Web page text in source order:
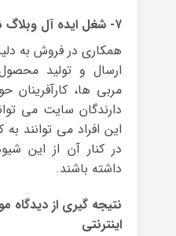
۷- شغل ایده آل وبلاگ نویسان و سایت داران
همکاری در فروش به
ارسال و تولید
مربی ها، کارآفرینان
دارندگان سایت می
این افراد می توانند
در کنار آن از این
داشته باشند.
نتیجه گیری از دیدگاه
اینترنتی